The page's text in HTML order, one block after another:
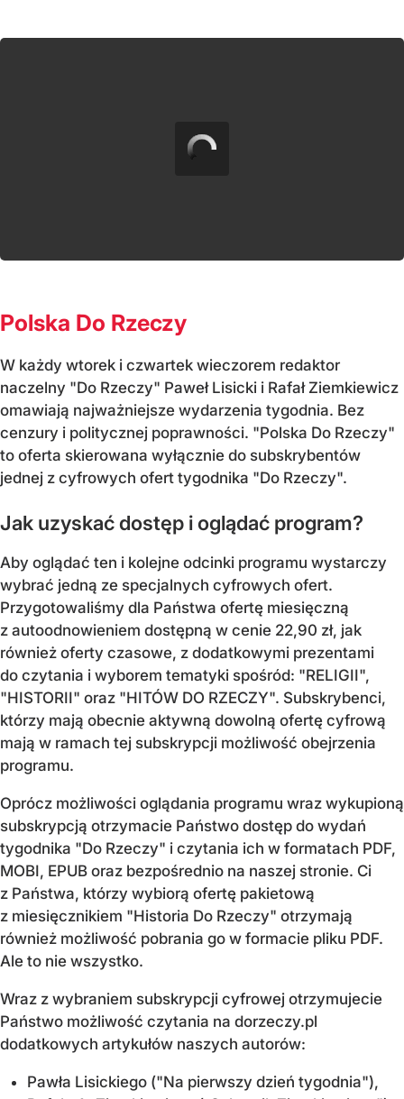
Polska Do Rzeczy
W każdy wtorek i czwartek wieczorem redaktor
naczelny "Do Rzeczy" Paweł Lisicki i Rafał Ziemkiewicz
omawiają najważniejsze wydarzenia tygodnia. Bez
cenzury i politycznej poprawności. "Polska Do Rzeczy"
to oferta skierowana wyłącznie do subskrybentów
jednej z cyfrowych ofert tygodnika "Do Rzeczy".
Jak uzyskać dostęp i oglądać program?
Aby oglądać ten i kolejne odcinki programu wystarczy
wybrać jedną ze specjalnych cyfrowych ofert.
Przygotowaliśmy dla Państwa ofertę miesięczną
z autoodnowieniem dostępną w cenie 22,90 zł, jak
również oferty czasowe, z dodatkowymi prezentami
do czytania i wyborem tematyki spośród: "RELIGII",
"HISTORII" oraz "HITÓW DO RZECZY". Subskrybenci,
którzy mają obecnie aktywną dowolną ofertę cyfrową
mają w ramach tej subskrypcji możliwość obejrzenia
programu.
Oprócz możliwości oglądania programu wraz wykupioną
subskrypcją otrzymacie Państwo dostęp do wydań
tygodnika "Do Rzeczy" i czytania ich w formatach PDF,
MOBI, EPUB oraz bezpośrednio na naszej stronie. Ci
z Państwa, którzy wybiorą ofertę pakietową
z miesięcznikiem "Historia Do Rzeczy" otrzymają
również możliwość pobrania go w formacie pliku PDF.
Ale to nie wszystko.
Wraz z wybraniem subskrypcji cyfrowej otrzymujecie
Państwo możliwość czytania na dorzeczy.pl
dodatkowych artykułów naszych autorów:
Pawła Lisickiego ("Na pierwszy dzień tygodnia"),